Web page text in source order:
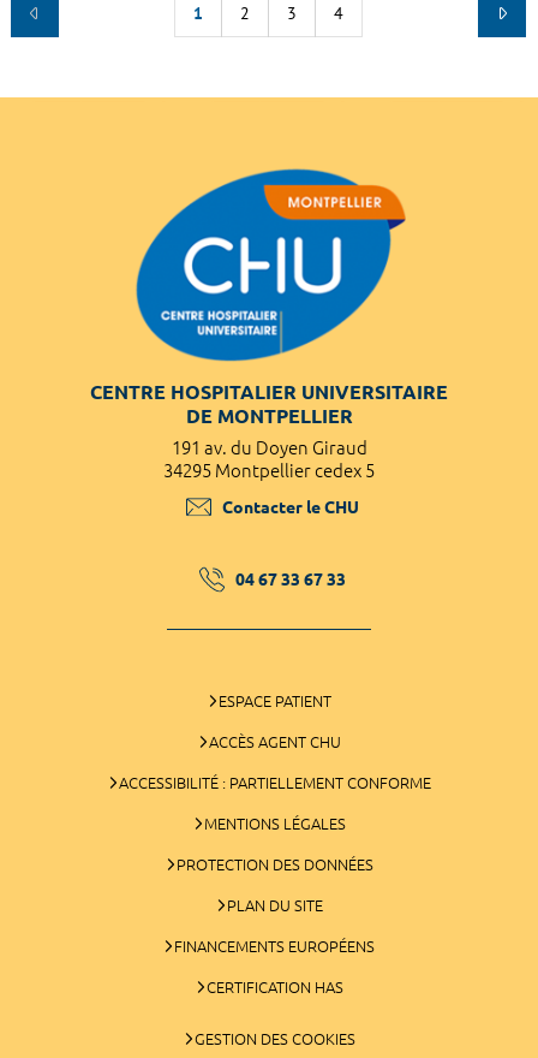
1 2 3 4
CENTRE HOSPITALIER UNIVERSITAIRE
DE MONTPELLIER
191 av. du Doyen Giraud
34295 Montpellier cedex 5
Contacter le CHU
04 67 33 67 33
ESPACE PATIENT
ACCÈS AGENT CHU
ACCESSIBILITÉ : PARTIELLEMENT CONFORME
MENTIONS LÉGALES
PROTECTION DES DONNÉES
PLAN DU SITE
FINANCEMENTS EUROPÉENS
CERTIFICATION HAS
GESTION DES COOKIES